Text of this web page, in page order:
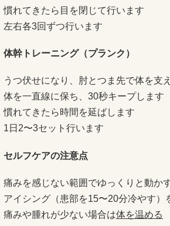
慣れてきたら目を閉じて行います
左右各3回ずつ行います
体幹トレーニング（プランク）
うつ伏せになり、肘とつま先で体を支
体を一直線に保ち、30秒キープします
慣れてきたら時間を延ばします
1日2〜3セット行います
セルフケアの注意点
痛みを感じない範囲でゆっくりと動か
アイシング（患部を15〜20分冷やす）
痛みや腫れが少ない場合は体を温める